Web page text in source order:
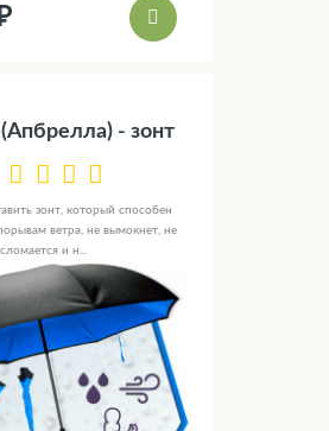
- зонт
зонт, который способен
ветра, не вымокнет, не
сломается и н...